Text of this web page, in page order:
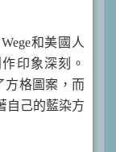
和美國人
印象深刻。
方格圖案，而
自己的藍染方